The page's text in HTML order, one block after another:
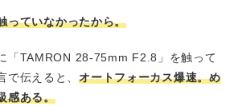
っていなかったから。
「TAMRON 28-75mm F2.8」を触って
で伝えると、オートフォーカス爆速。め
感ある。